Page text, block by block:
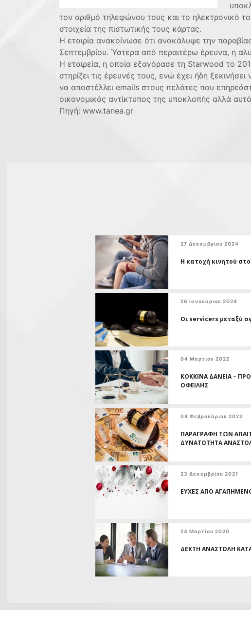
τον αριθμό τηλεφώνου τους και το ηλεκτρονικό
στοιχεία της πιστωτικής τους κάρτας.
Η εταιρία ανακοίνωσε ότι ανακάλυψε την
Σεπτεμβρίου. Ύστερα από περαιτέρω έρευνα, η
Η εταιρεία, η οποία εξαγόρασε τη Starwood το
στηρίζει τις έρευνές τους, ενώ έχει ήδη
να αποστέλλει emails στους πελάτες που
οικονομικός αντίκτυπος της υποκλοπής αλλά
Πηγή: www.tanea.gr
27 Δεκεμβρίου 2024
Η κατοχή κινητού
26 Ιανουάριου 2024
Οι servicers μεταξύ
04 Μαρτίου 2022
ΚΟΚΚΙΝΑ ΔΑΝΕΙΑ –
ΟΦΕΙΛΗΣ
04 Φεβρουάριου 2022
ΠΑΡΑΓΡΑΦΗ ΤΩΝ
ΔΥΝΑΤΟΤΗΤΑ
23 Δεκεμβρίου 2021
ΕΥΧΕΣ ΑΠΟ
24 Μαρτίου 2020
ΔΕΚΤΗ ΑΝΑΣΤΟΛΗ ΚΑΤΑ